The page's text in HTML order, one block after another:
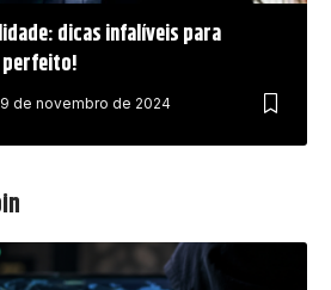
dicas infalíveis para
perfeito!
de novembro de 2024